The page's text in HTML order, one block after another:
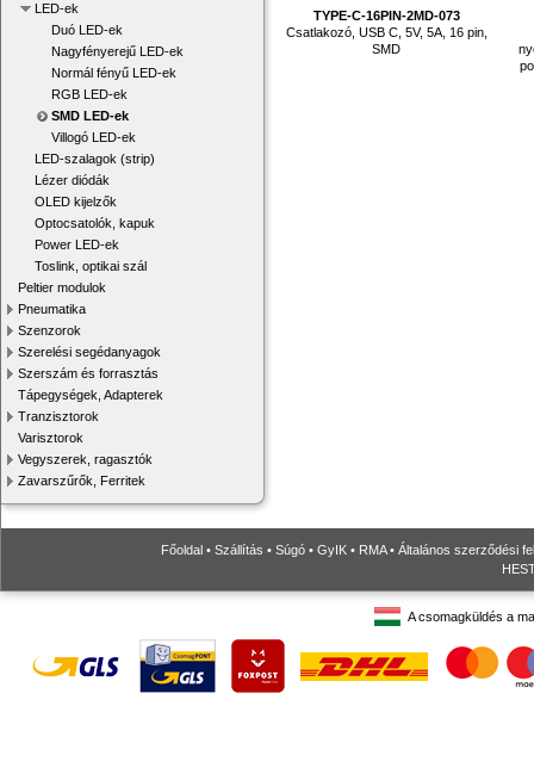
LED-ek
Duó LED-ek
Nagyfényerejű LED-ek
Normál fényű LED-ek
RGB LED-ek
SMD LED-ek
Villogó LED-ek
LED-szalagok (strip)
Lézer diódák
OLED kijelzők
Optocsatolók, kapuk
Power LED-ek
Toslink, optikai szál
Peltier modulok
Pneumatika
Szenzorok
Szerelési segédanyagok
Szerszám és forrasztás
Tápegységek, Adapterek
Tranzisztorok
Varisztorok
Vegyszerek, ragasztók
Zavarszűrők, Ferritek
TYPE-C-16PIN-2MD-073
Csatlakozó, USB C, 5V, 5A, 16 pin,
SMD
Főoldal • Szállítás • Súgó • GyIK • RMA• Általános szerződési
A csomagküldés a